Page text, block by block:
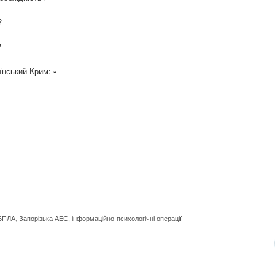
Крим: ▫️
Запорізька АЕС інформаційно-психологічні операції